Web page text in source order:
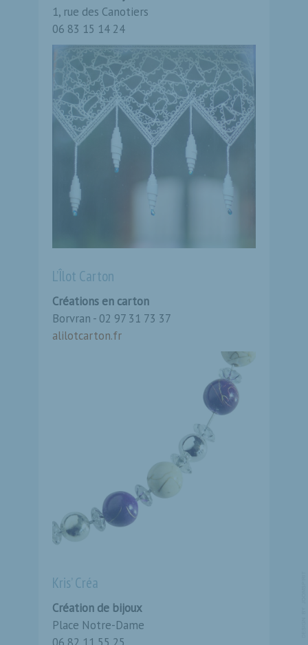
1, rue des Canotiers
06 83 15 14 24
L’Îlot Carton
Créations en carton
Borvran - 02 97 31 73 37
alilotcarton.fr
Kris’ Créa
Création de bijoux
Place Notre-Dame